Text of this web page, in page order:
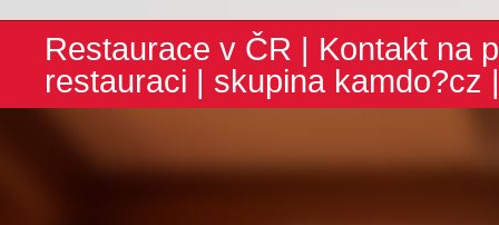
Restaurace v ČR | Kontakt na
restauraci | skupina kamdo?cz |